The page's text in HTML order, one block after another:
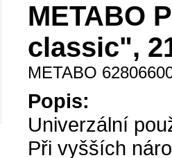
METABO
classic",
METABO
Popis:
Univerzální
Při vyšších